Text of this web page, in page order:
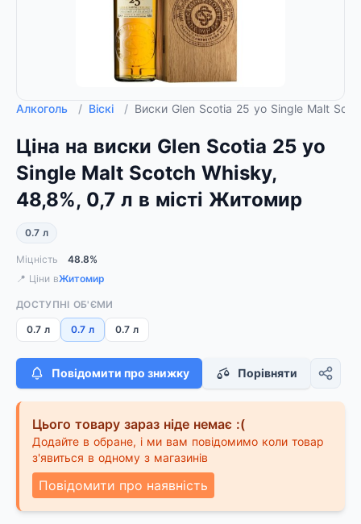
Алкоголь / Віскі / Виски Glen Scotia 25 yo Single Malt
Ціна на виски Glen Scotia 25 yo
Single Malt Scotch Whisky,
48,8%, 0,7 л в місті Житомир
0.7 л
Міцність
48.8%
📍 Ціни вЖитомир
ДОСТУПНІ ОБ'ЄМИ
0.7 л 0.7 л 0.7 л
Повідомити про знижку Порівняти
Цього товару зараз ніде немає :(
Додайте в обране, і ми вам повідомимо коли товар
з'явиться в одному з магазинів
Повідомити про наявність